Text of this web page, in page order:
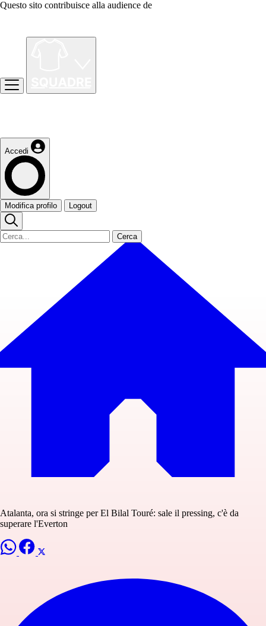
Questo sito contribuisce alla audience de
Accedi
Modifica profilo Logout
Cerca
Atalanta, ora si stringe per El Bilal Touré: sale il pressing, c'è da
superare l'Everton